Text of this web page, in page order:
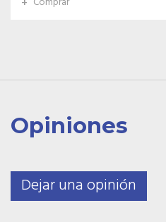
Opiniones
Dejar una opinión